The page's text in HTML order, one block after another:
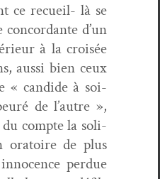
ce recueil- là se
d’un
à la croisée
aus­si bien ceux
« can­dide à soi-
de l’autre »,
compte la soli­
ora­toire de plus
per­due